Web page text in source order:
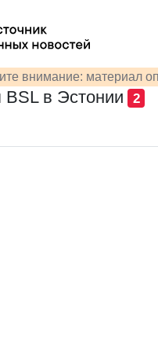
внимание: материал
в Эстонии 2